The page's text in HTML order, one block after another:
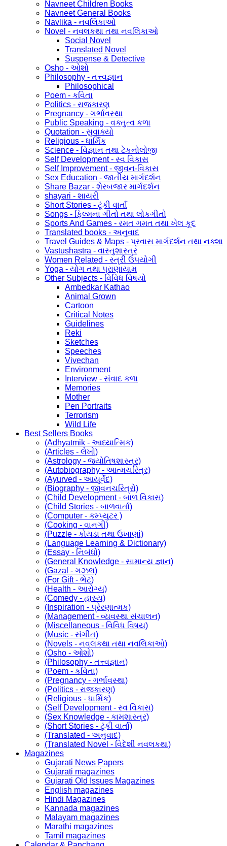
Navneet Children Books
Navneet General Books
Navlika - નવલિકાઓ
Novel - નવલકથા તથા નવલિકાઓ
Social Novel
Translated Novel
Suspense & Detective
Osho - ઓશો
Philosophy - તત્ત્વજ્ઞાન
Philosophical
Poem - કવિતા
Politics - રાજકારણ
Pregnancy - ગર્ભાવસ્થા
Public Speaking - વક્તુત્વ કળા
Quotation - સુવાક્યો
Religious - ધાર્મિક
Science - વિજ્ઞાન તથા ટેકનોલોજી
Self Development - સ્વ વિકાસ
Self Improvement - જીવન-વિકાસ
Sex Education - જાતીય માર્ગદર્શન
Share Bazar - શેરબજાર માર્ગદર્શન
shayari - શાયરી
Short Stories - ટૂંકી વાર્તા
Songs - ફિલ્મના ગીતો તથા લોકગીતો
Sports And Games - રમત ગમત તથા ખેલ કૂદ
Translated books - અનુવાદ
Travel Guides & Maps - પ્રવાસ માર્ગદર્શન તથા નક્શા
Vastushastra - વાસ્તુશાસ્ત્ર
Women Related - સ્ત્રી ઉપયોગી
Yoga - યોગ તથા પ્રાણાયામ
Other Subjects - વિવિધ વિષયો
Ambedkar Kathao
Animal Grown
Cartoon
Critical Notes
Guidelines
Reki
Sketches
Speeches
Vivechan
Environment
Interview - સંવાદ કળા
Memories
Mother
Pen Portraits
Terrorism
Wild Life
Best Sellers Books
(Adhyatmik - આધ્યાત્મિક)
(Articles - લેખો)
(Astrology - જ્યોતિષશાસ્ત્ર)
(Autobiography - આત્મચરિત્ર)
(Ayurved - આયૂર્વેદ)
(Biography - જીવનચરિત્રો)
(Child Development - બાળ વિકાસ)
(Child Stories - બાળવાર્તા)
(Computer - કમ્પ્યુટર )
(Cooking - વાનગી)
(Puzzle - કોયડા તથા ઉખાણાં)
(Language Learning & Dictionary)
(Essay - નિબંધો)
(General Knowledge - સામાન્ય જ્ઞાન)
(Gazal - ગઝલ)
(For Gift - ભેટ)
(Health - આરોગ્ય)
(Comedy - હાસ્ય)
(Inspiration - પ્રેરણાત્મક)
(Management - વ્યવસ્થા સંચાલન)
(Miscellaneous - વિવિધ વિષય)
(Music - સંગીત)
(Novels - નવલકથા તથા નવલિકાઓ)
(Osho - ઓશો)
(Philosophy - તત્ત્વજ્ઞાન)
(Poem - કવિતા)
(Pregnancy - ગર્ભાવસ્થા)
(Politics - રાજકારણ)
(Religious - ધાર્મિક)
(Self Development - સ્વ વિકાસ)
(Sex Knowledge - કામશાસ્ત્ર)
(Short Stories - ટૂંકી વાર્તા)
(Translated - અનુવાદ)
(Translated Novel - વિદેશી નવલકથા)
Magazines
Gujarati News Papers
Gujarati magazines
Gujarati Old Issues Magazines
English magazines
Hindi Magazines
Kannada magazines
Malayam magazines
Marathi magazines
Tamil magazines